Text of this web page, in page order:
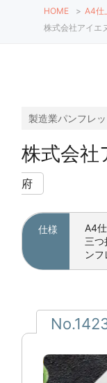
HOME > A4仕
株式会社アイエ
製造業パンフレ
株式会社
府
仕様
A4
三つ
ンフ